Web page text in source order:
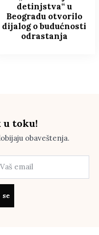
detinjstva“ u
Beogradu otvorilo
dijalog o budućnosti
odrastanja
u toku!
obaveštenja.